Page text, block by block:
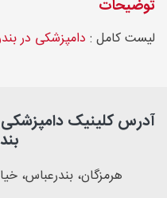
توضیحات
لیست کامل : دامپزشکی در
آدرس کلینیک
هرمزگان، بندرعباس،